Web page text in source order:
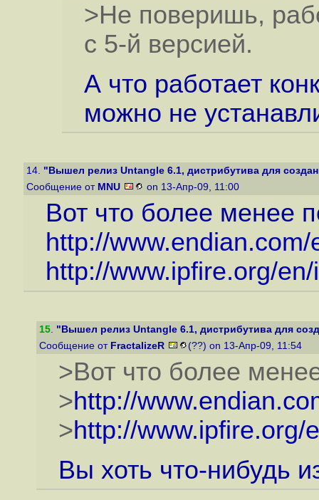
>Не поверишь,
с 5-й версией.
А что работает
можно не
14. "Вышел релиз Untangle 6.1, дистрибутива для
Сообщение от MNU on 13-Апр-09, 11:00
Вот что более менее
http://
http://www.ipfire.org/
15. "Вышел релиз Untangle 6.1, дистрибутива для
Сообщение от FractalizeR (??) on 13-Апр-09, 11:54
>Вот что более
>http://
>http://www.ipfire.org/
Вы хоть что-нибудь